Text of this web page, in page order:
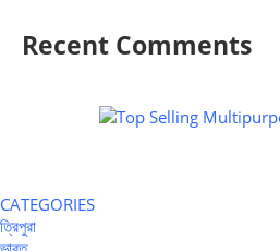
Recent Comments
CATEGORIES
ত্রিপুরা